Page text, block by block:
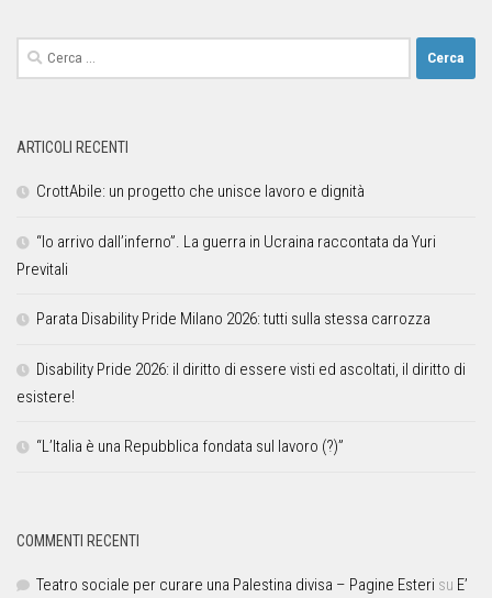
ARTICOLI RECENTI
CrottAbile: un progetto che unisce lavoro e dignità
“Io arrivo dall’inferno”. La guerra in Ucraina raccontata da Yuri
Previtali
Parata Disability Pride Milano 2026: tutti sulla stessa carrozza
Disability Pride 2026: il diritto di essere visti ed ascoltati, il diritto di
esistere!
“L’Italia è una Repubblica fondata sul lavoro (?)”
COMMENTI RECENTI
Teatro sociale per curare una Palestina divisa – Pagine Esteri su E’